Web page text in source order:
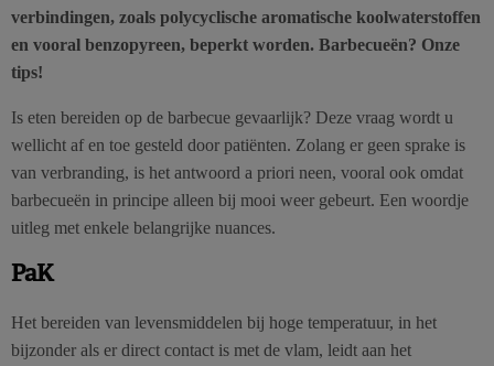
verbindingen, zoals polycyclische aromatische koolwaterstoffen
en vooral benzopyreen, beperkt worden. Barbecueën? Onze
tips!
Is eten bereiden op de barbecue gevaarlijk? Deze vraag wordt u
wellicht af en toe gesteld door patiënten. Zolang er geen sprake is
van verbranding, is het antwoord a priori neen, vooral ook omdat
barbecueën in principe alleen bij mooi weer gebeurt. Een woordje
uitleg met enkele belangrijke nuances.
PaK
Het bereiden van levensmiddelen bij hoge temperatuur, in het
bijzonder als er direct contact is met de vlam, leidt aan het